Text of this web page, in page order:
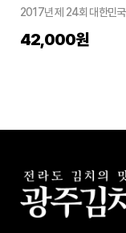
42,000원